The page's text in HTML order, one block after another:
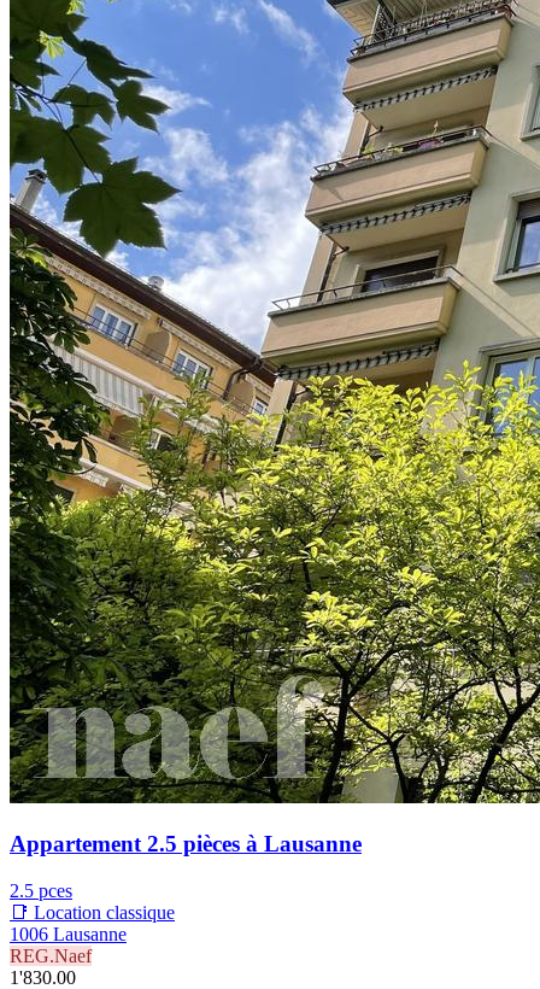
Appartement 2.5 pièces à Lausanne
2.5 pces
📑 Location classique
1006 Lausanne
REG.Naef
1'830.00